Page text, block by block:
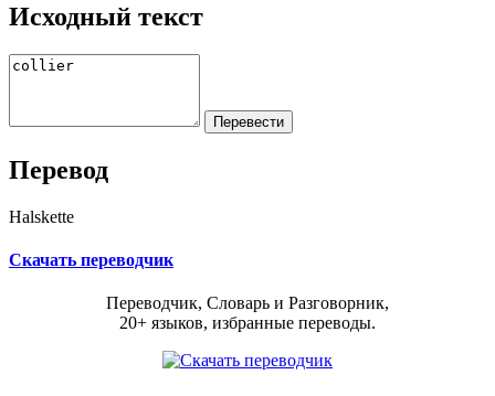
Исходный текст
Перевод
Halskette
Скачать переводчик
Переводчик, Словарь и Разговорник,
20+ языков, избранные переводы.